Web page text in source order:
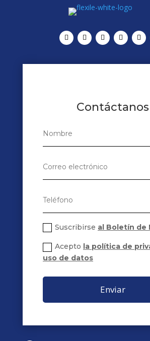
Contáctanos
Suscribirse al Boletín de
Acepto la política de
uso de datos
Enviar